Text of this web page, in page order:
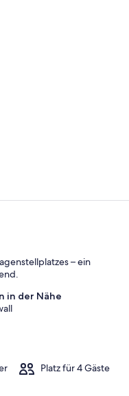
– ein
in der Nähe
Platz für 4 Gäste